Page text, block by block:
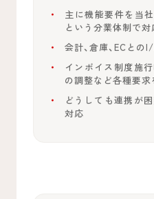
主に機能要件を当
という分業体制で対
会計、倉庫、ECと
インボイス制度施
の調整など各種要求
どうしても連携が
対応